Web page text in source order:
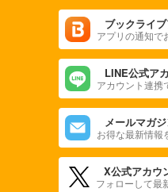
ブックライ
アプリの通知で
LINE公式ア
アカウント連携
メールマガ
お得な最新情報
X公式アカウ
フォローして最